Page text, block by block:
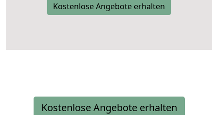
Kostenlose Angebote erhalten
Kostenlose Angebote erhalten